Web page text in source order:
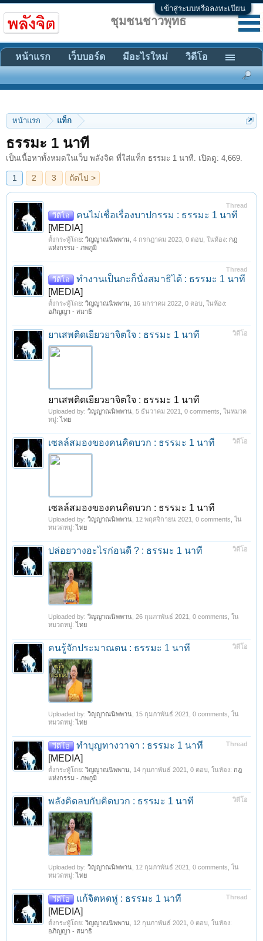
เข้าสู่ระบบหรือลงทะเบียน
หน้าแรก แท็ก
ธรรมะ 1 นาที
เป็นเนื้อหาทั้งหมดในเว็บ พลังจิต ที่ใส่แท็ก ธรรมะ 1 นาที. เปิดดู: 4,669.
1 2 3 ถัดไป >
Thread
วีดีโอ
คนไม่เชื่อเรื่องบาปกรรม : ธรรมะ 1 นาที
[MEDIA]
ตั้งกระทู้โดย: วิญญาณนิพพาน 4 กรกฎาคม 2023 , 0 ตอบ, ในห้อง: กฎ
แห่งกรรม - ภพภูมิ
Thread
วีดีโอ
ทำงานเป็นกะก็นั่งสมาธิได้ : ธรรมะ 1 นาที
[MEDIA]
ตั้งกระทู้โดย: วิญญาณนิพพาน 16 มกราคม 2022 , 0 ตอบ, ในห้อง:
อภิญญา - สมาธิ
วิดีโอ
ยาเสพติดเยียวยาจิตใจ : ธรรมะ 1 นาที
ยาเสพติดเยียวยาจิตใจ : ธรรมะ 1 นาที
Uploaded by: วิญญาณนิพพาน 5 ธันวาคม 2021
, 0 comments, ในหมวด
หมู่:ไทย
วิดีโอ
เซลล์สมองของคนคิดบวก : ธรรมะ 1 นาที
เซลล์สมองของคนคิดบวก : ธรรมะ 1 นาที
Uploaded by: วิญญาณนิพพาน 12 พฤศจิกายน 2021
, 0 comments, ใน
หมวดหมู่:ไทย
วิดีโอ
ปล่อยวางอะไรก่อนดี ? : ธรรมะ 1 นาที
Uploaded by: วิญญาณนิพพาน 26 กุมภาพันธ์ 2021
, 0 comments, ใน
หมวดหมู่:ไทย
วิดีโอ
คนรู้จักประมาณตน : ธรรมะ 1 นาที
Uploaded by: วิญญาณนิพพาน 15 กุมภาพันธ์ 2021
, 0 comments, ใน
หมวดหมู่:ไทย
Thread
วีดีโอ
ทำบุญทางวาจา : ธรรมะ 1 นาที
[MEDIA]
ตั้งกระทู้โดย: วิญญาณนิพพาน 14 กุมภาพันธ์ 2021 , 0 ตอบ, ในห้อง: กฎ
แห่งกรรม - ภพภูมิ
วิดีโอ
พลังคิดลบกับคิดบวก : ธรรมะ 1 นาที
Uploaded by: วิญญาณนิพพาน 12 กุมภาพันธ์ 2021
, 0 comments, ใน
หมวดหมู่:ไทย
Thread
วีดีโอ
แก้จิตหดหู่ : ธรรมะ 1 นาที
[MEDIA]
ตั้งกระทู้โดย: วิญญาณนิพพาน 12 กุมภาพันธ์ 2021
, 0 ตอบ, ในห้อง:
อภิญญา - สมาธิ
ชุมชนชาวพุทธ
หน้าแรก เว็บบอร์ด มีอะไรใหม่ วิดีโอ